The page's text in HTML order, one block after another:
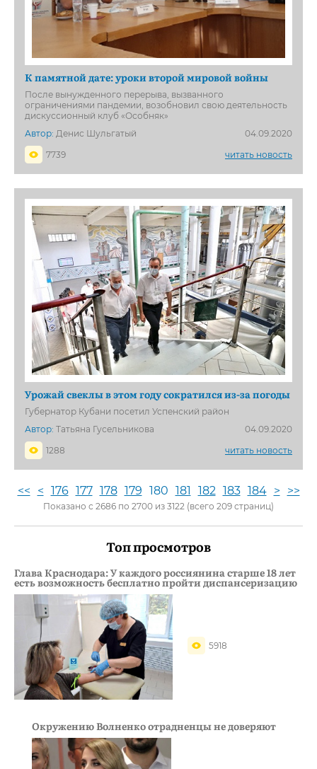
К памятной дате: уроки второй мировой войны
После вынужденного перерыва, вызванного
ограничениями пандемии, возобновил свою деятельность
дискуссионный клуб «Особняк»
Автор: Денис Шульгатый
04.09.2020
7739
читать новость
Урожай свеклы в этом году сократился из-за погоды
Губернатор Кубани посетил Успенский район
Автор: Татьяна Гусельникова
04.09.2020
1288
читать новость
<< < 176 177 178 179 180 181 182 183 184 > >>
Показано с 2686 по 2700 из 3122 (всего 209 страниц)
Топ просмотров
Глава Краснодара: У каждого россиянина старше 18 лет
есть возможность бесплатно пройти диспансеризацию
5918
Окружению Волненко отрадненцы не доверяют